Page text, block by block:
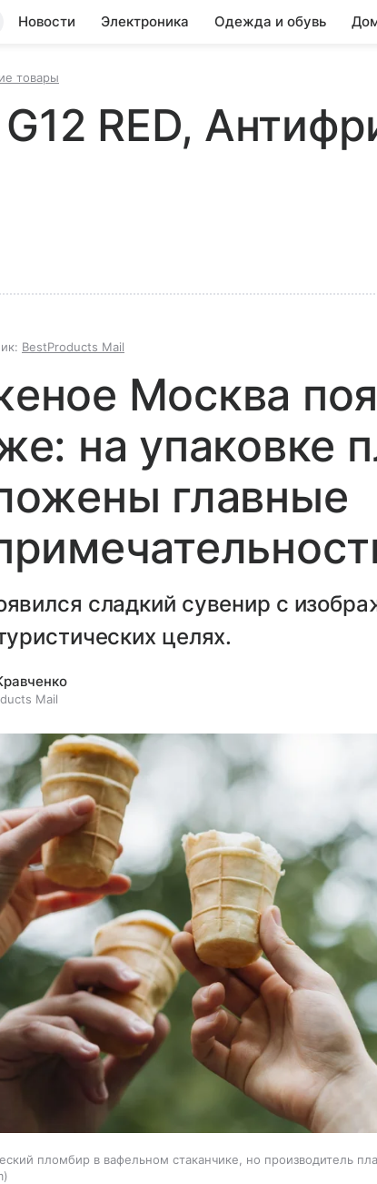
Новости Электроника Одежда и обувь
товары
RED,
BestProducts Mail
Москва
на упаковке
главные
сладкий сувенир с
целях.
Mail
пломбир в вафельном стаканчике, но производитель